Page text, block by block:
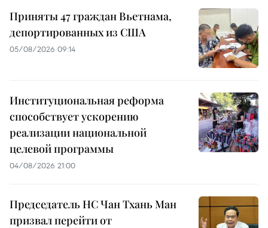
Приняты 47 граждан Вьетнама,
депортированных из США
05/08/2026 09:14
Институциональная реформа
способствует ускорению
реализации национальной
целевой программы
04/08/2026 21:00
Председатель НС Чан Тхань Ман
призвал перейти от